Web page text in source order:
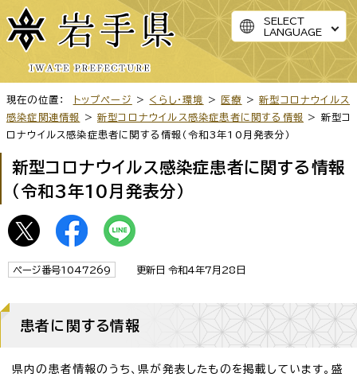
SELECT
LANGUAGE
現在の位置： トップページ > くらし・環境 > 医療 >新型コロナウイルス
感染症関連情報
>新型コロナウイルス感染症患者に関する情報 > 新型コ
ロナウイルス感染症患者に関する情報（令和3年10月発表分）
新型コロナウイルス感染症患者に関する情報
（令和3年10月発表分）
ページ番号1047269 更新日 令和4年7月28日
患者に関する情報
県内の患者情報のうち、県が発表したものを掲載しています。盛